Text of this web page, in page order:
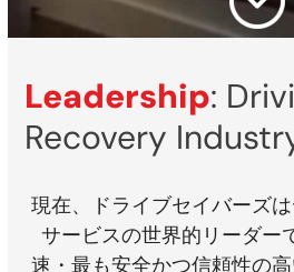
Leadership:
Recovery
現在、ドライブセイバーズ
サービスの世界的リーダー
速・最も安全かつ信頼性の